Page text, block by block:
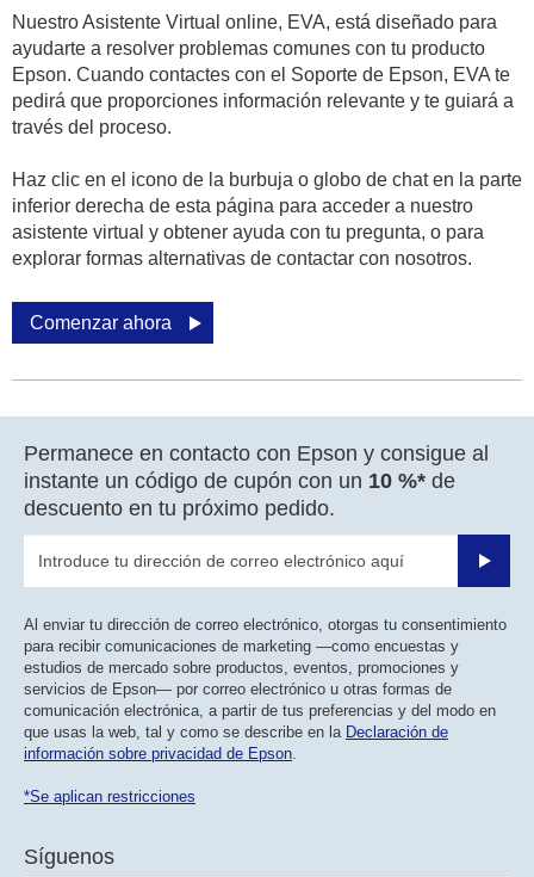
Nuestro Asistente Virtual online, EVA, está diseñado para
ayudarte a resolver problemas comunes con tu producto
Epson. Cuando contactes con el Soporte de Epson, EVA te
pedirá que proporciones información relevante y te guiará a
través del proceso.
Haz clic en el icono de la burbuja o globo de chat en la parte
inferior derecha de esta página para acceder a nuestro
asistente virtual y obtener ayuda con tu pregunta, o para
explorar formas alternativas de contactar con nosotros.
Comenzar ahora
Permanece en contacto con Epson y consigue al
instante un código de cupón con un 10 %* de
descuento en tu próximo pedido.
Enviar
Al enviar tu dirección de correo electrónico, otorgas tu consentimiento
para recibir comunicaciones de marketing —como encuestas y
estudios de mercado sobre productos, eventos, promociones y
servicios de Epson— por correo electrónico u otras formas de
comunicación electrónica, a partir de tus preferencias y del modo en
que usas la web, tal y como se describe en la Declaración de
información sobre privacidad de Epson.
*Se aplican restricciones
Síguenos